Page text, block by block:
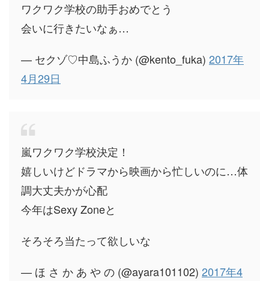
ワクワク学校の助手おめでとう
会いに行きたいなぁ…
— セクゾ♡中島ふうか (@kento_fuka) 2017年
4月29日
嵐ワクワク学校決定！
嬉しいけどドラマから映画から忙しいのに…体
調大丈夫かが心配
今年はSexy Zoneと
そろそろ当たって欲しいな
— ほ さ か あ や の (@ayara101102) 2017年4